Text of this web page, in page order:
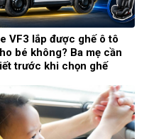
VF3 lắp được ghế ô tô
bé không? Ba mẹ cần
trước khi chọn ghế